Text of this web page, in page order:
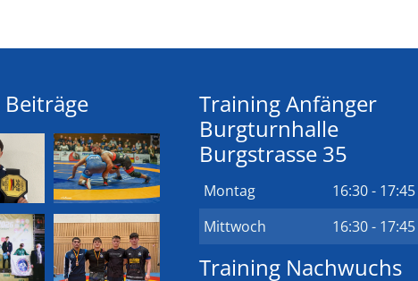
Beiträge
Training Anfänger
Burgturnhalle
Burgstrasse 35
Montag
16:30 - 17:45
Mittwoch
16:30 - 17:45
Training Nachwuchs